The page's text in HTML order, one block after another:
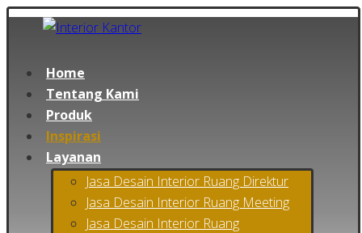
Home
Tentang Kami
Produk
Inspirasi
Layanan
Jasa Desain Interior Ruang Direktur
Jasa Desain Interior Ruang Meeting
Jasa Desain Interior Ruang